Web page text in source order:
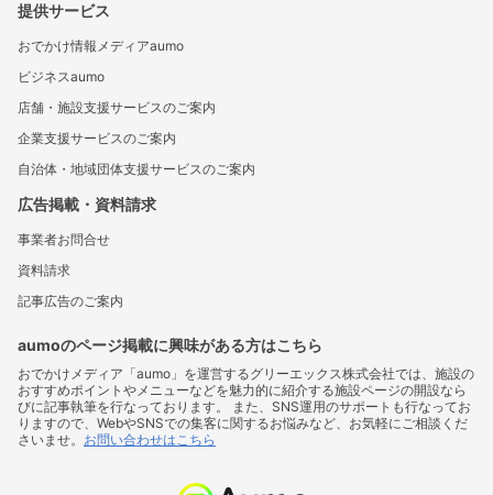
提供サービス
おでかけ情報メディアaumo
ビジネスaumo
店舗・施設支援サービスのご案内
企業支援サービスのご案内
自治体・地域団体支援サービスのご案内
広告掲載・資料請求
事業者お問合せ
資料請求
記事広告のご案内
aumoのページ掲載に興味がある方はこちら
おでかけメディア「aumo」を運営するグリーエックス株式会社では、施設の
おすすめポイントやメニューなどを魅力的に紹介する施設ページの開設なら
びに記事執筆を行なっております。 また、SNS運用のサポートも行なってお
りますので、WebやSNSでの集客に関するお悩みなど、お気軽にご相談くだ
さいませ。 お問い合わせはこちら